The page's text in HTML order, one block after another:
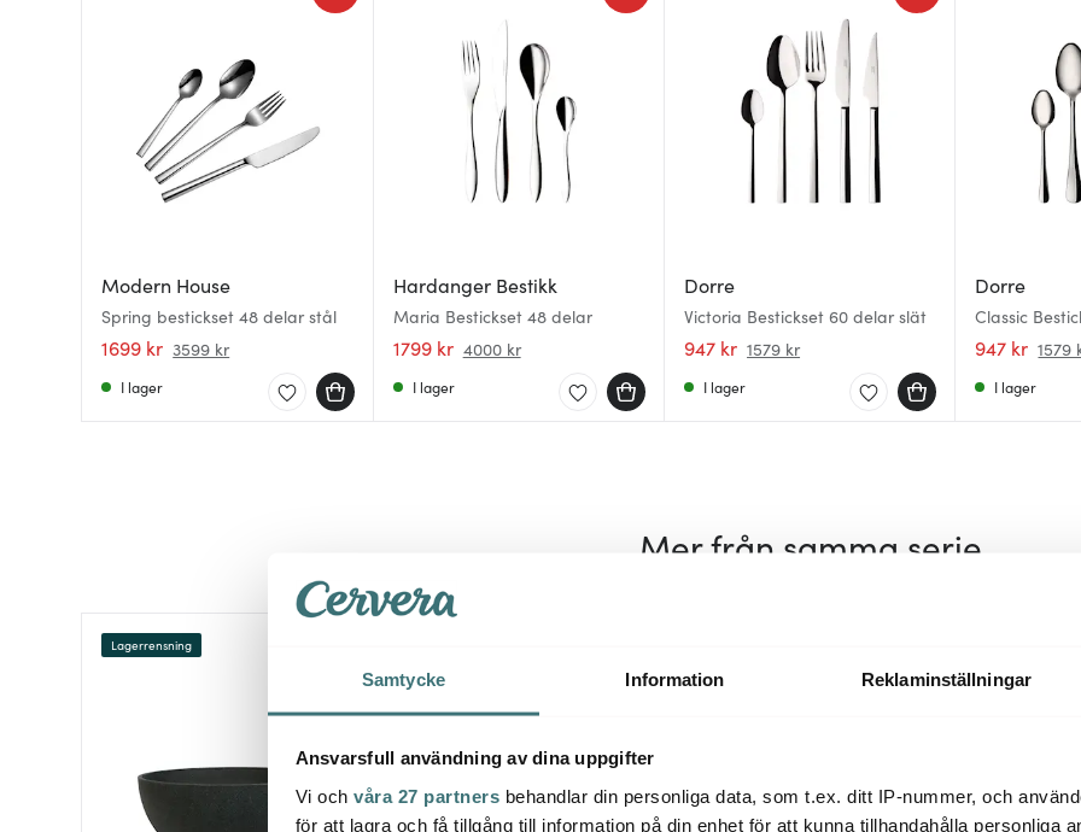
Samtycke Information Reklaminställningar
Ansvarsfull användning av dina uppgifter
Vi och våra 27 partners behandlar din personliga data, som t.ex. ditt IP-nummer, och
för att lagra och få tillgång till information på din enhet för att kunna tillhandahålla personliga
Modern House
Spring bestickset 48 delar stål
1699 kr 3599 kr
I lager
Hardanger Bestikk
Maria Bestickset 48 delar
1799 kr 4000 kr
I lager
Dorre
Victoria Bestickset 60 delar slät
947 kr 1579 kr
I lager
Dorre
Classic
947 kr 1579
I lager
Mer från samma serie
Lagerrensning